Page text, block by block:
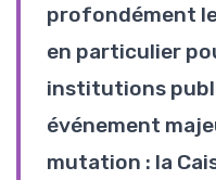
profondément
en particulier
institutions
événement
mutation : la